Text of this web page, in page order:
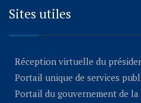
Sites utiles
Réception virtuelle du
Portail unique de services
Portail du gouvernement de